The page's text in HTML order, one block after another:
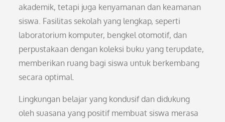
akademik, tetapi juga kenyamanan dan keamanan
siswa. Fasilitas sekolah yang lengkap, seperti
laboratorium komputer, bengkel otomotif, dan
perpustakaan dengan koleksi buku yang terupdate,
memberikan ruang bagi siswa untuk berkembang
secara optimal.
Lingkungan belajar yang kondusif dan didukung
oleh suasana yang positif membuat siswa merasa